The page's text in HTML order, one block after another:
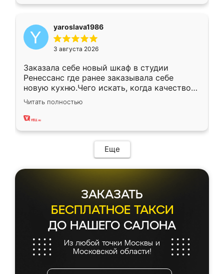
yaroslava1986
3 августа 2026
Заказала себе новый шкаф в студии
Ренессанс где ранее заказывала себе
новую кухню.Чего искать, когда качеством
вполне довольна. Служит кухня уже почти
два года, нареканий нет.
Читать полностью
Еще
ЗАКАЗАТЬ
БЕСПЛАТНОЕ ТАКСИ
ДО НАШЕГО САЛОНА
Из любой точки Москвы и
Московской области!